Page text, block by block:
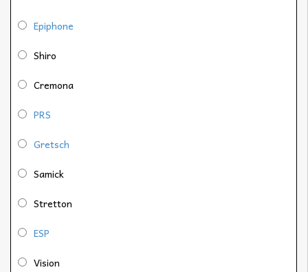
Epiphone
Shiro
Cremona
PRS
Gretsch
Samick
Stretton
ESP
Vision